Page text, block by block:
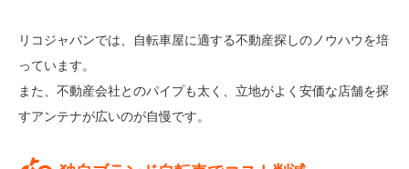
リコジャパンでは、自転車屋に適する不動産探しのノウハウを培
っています。
また、不動産会社とのパイプも太く、立地がよく安価な店舗を探
すアンテナが広いのが自慢です。